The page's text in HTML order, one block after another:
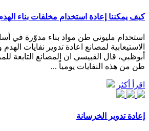
كيف يمكننا إعادة استخدام مخلفات بناء
استخدام مليوني طن مواد بناء مدوّرة في
الاستيعابية لمصانع اعادة تدوير نفايات الهدم
طن من هذه النفايات يومياً ...
اقرأ أكثر
إعادة تدوير الخرسانة